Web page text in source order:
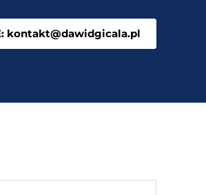
kontakt@dawidgicala.pl